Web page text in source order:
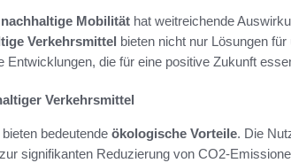
nachhaltige Mobilität hat weitreichende
Verkehrsmittel bieten nicht nur Lösungen
Entwicklungen, die für eine positive Zukunft
Verkehrsmittel
bieten bedeutende ökologische Vorteile. Die
signifikanten Reduzierung von CO2-